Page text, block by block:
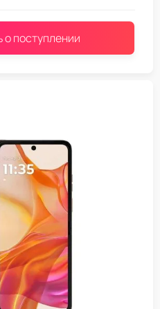
о поступлении